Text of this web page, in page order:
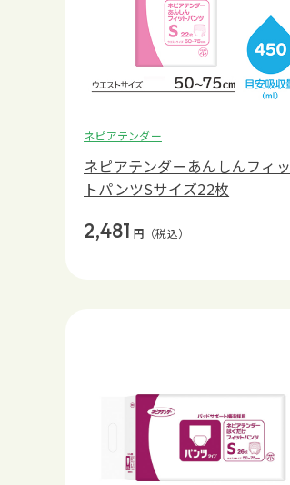
ネピアテンダー
ネピアテンダーあんしんフィッ
トパンツSサイズ22枚
2,481 円 （税込）